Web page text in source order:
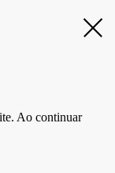
Ao continuar